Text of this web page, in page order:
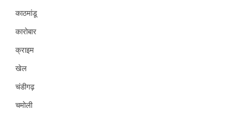
काठमांडू
कारोबार
क्राइम
खेल
चंडीगढ़
चमोली